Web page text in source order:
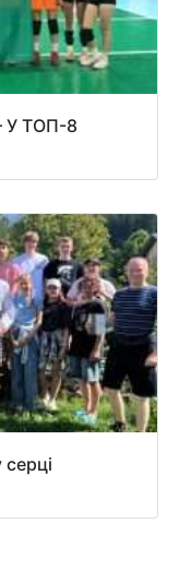
У ТОП-8
серці